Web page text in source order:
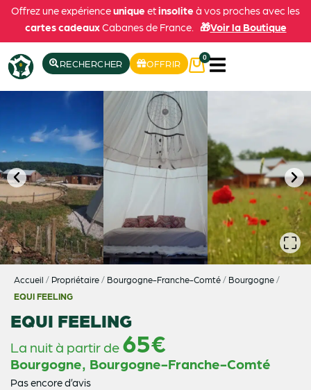
Offrez une expérienceunique etinsolite à vos proches avec les
cartes cadeauxCabanes de France. 🎁Voir la Boutique
RECHERCHER OFFRIR
0
Accueil / Propriétaire/ Bourgogne-Franche-Comté/ Bourgogne/
EQUI FEELING
EQUI FEELING
La nuit à partir de65€
Bourgogne, Bourgogne-Franche-Comté
Pas encore d’avis